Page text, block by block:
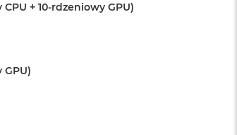
+ 10-rdzeniowy GPU)